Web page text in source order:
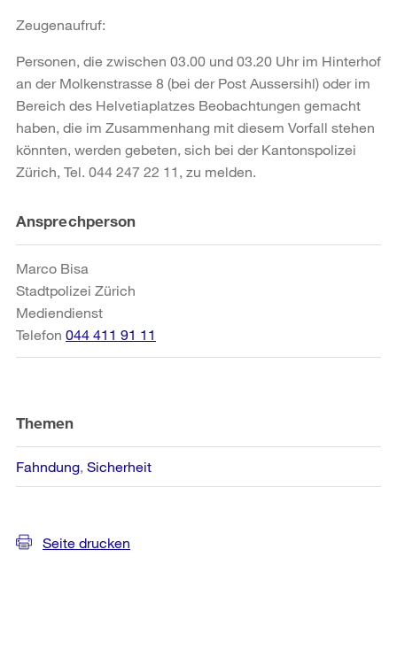
Zeugenaufruf:
Personen, die zwischen 03.00 und 03.20 Uhr im Hinterhof
an der Molkenstrasse 8 (bei der Post Aussersihl) oder im
Bereich des Helvetiaplatzes Beobachtungen gemacht
haben, die im Zusammenhang mit diesem Vorfall stehen
könnten, werden gebeten, sich bei der Kantonspolizei
Zürich, Tel. 044 247 22 11, zu melden.
Weitere
Informationen
Ansprechperson
Marco Bisa
Stadtpolizei Zürich
Mediendienst
Telefon 044 411 91 11
Themen
Fahndung Sicherheit
Seite drucken